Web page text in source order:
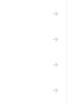
→
→
→
→